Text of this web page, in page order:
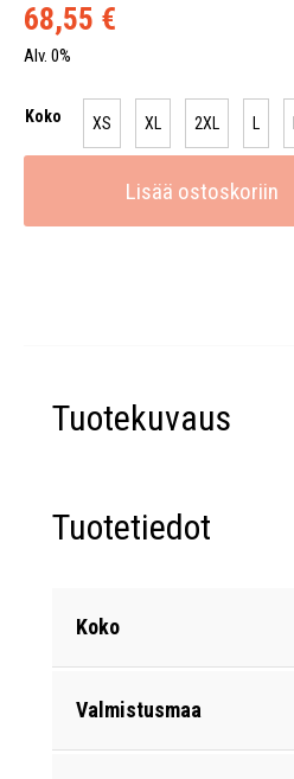
68,55 €
Alv. 0%
Koko XS XL 2XL L
Lisää ostoskoriin
Tuotekuvaus
Tuotetiedot
Koko
Valmistusmaa